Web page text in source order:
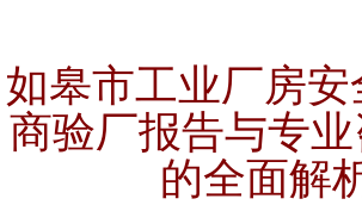
如皋市工业厂房
商验厂报告与专
的全面解